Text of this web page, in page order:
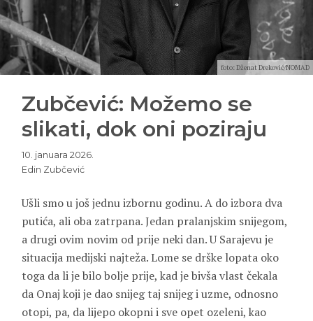
foto: Dženat Dreković/NOMAD
Zubčević: Možemo se
slikati, dok oni poziraju
10. januara 2026.
Edin Zubčević
Ušli smo u još jednu izbornu godinu. A do izbora dva
putića, ali oba zatrpana. Jedan pralanjskim snijegom,
a drugi ovim novim od prije neki dan. U Sarajevu je
situacija medijski najteža. Lome se drške lopata oko
toga da li je bilo bolje prije, kad je bivša vlast čekala
da Onaj koji je dao snijeg taj snijeg i uzme, odnosno
otopi, pa, da lijepo okopni i sve opet ozeleni, kao